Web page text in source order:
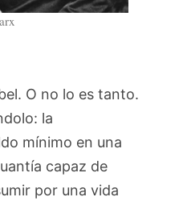
O no lo es tanto.
la
mínimo en una
capaz de
por una vida